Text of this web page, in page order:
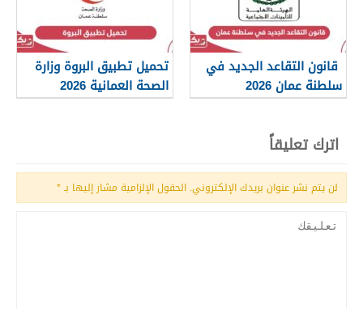
قانون التقاعد الجديد في
سلطنة عمان 2026
تحميل تطبيق البروة وزارة
الصحة العمانية 2026
اترك تعليقاً
لن يتم نشر عنوان بريدك الإلكتروني. الحقول الإلزامية مشار إليها بـ*